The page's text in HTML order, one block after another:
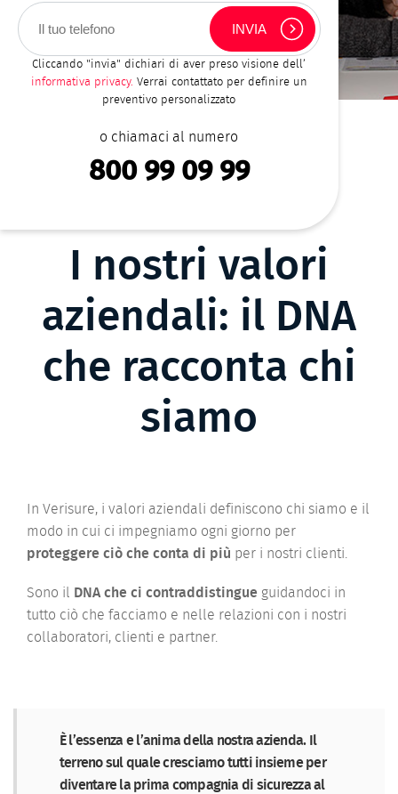
Cliccando "invia" dichiari di aver preso visione dell’
informativa privacy. Verrai contattato per definire un
preventivo personalizzato
o chiamaci al numero
800 99 09 99
I nostri valori
aziendali: il DNA
che racconta chi
siamo
In Verisure, i valori aziendali definiscono chi siamo e il
modo in cui ci impegniamo ogni giorno per
proteggere ciò che conta di più per i nostri clienti.
Sono il DNA che ci contraddistingue guidandoci in
tutto ciò che facciamo e nelle relazioni con i nostri
collaboratori, clienti e partner.
È l’essenza e l’anima della nostra azienda. Il
terreno sul quale cresciamo tutti insieme per
diventare la prima compagnia di sicurezza al